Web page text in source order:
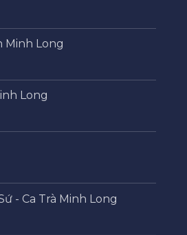
Minh Long
Long
- Ca Trà Minh Long